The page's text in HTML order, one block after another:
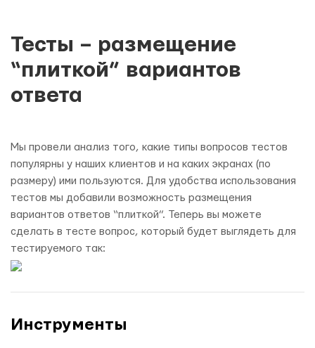
Тесты – размещение
“плиткой” вариантов
ответа
Мы провели анализ того, какие типы вопросов тестов
популярны у наших клиентов и на каких экранах (по
размеру) ими пользуются. Для удобства использования
тестов мы добавили возможность размещения
вариантов ответов “плиткой”. Теперь вы можете
сделать в тесте вопрос, который будет выглядеть для
тестируемого так:
Инструменты